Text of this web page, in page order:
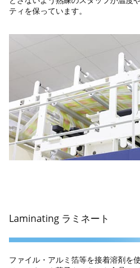
ティを保っています。
Laminating ラミネート
ファイル・アルミ箔等を接着溶剤を